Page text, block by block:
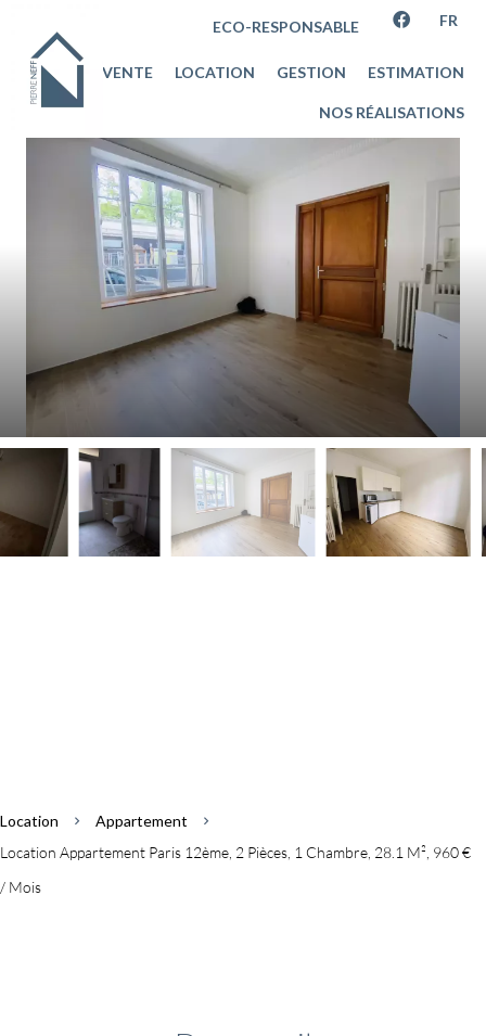
ECO-RESPONSABLE FR
VENTE LOCATION GESTION ESTIMATION
NOS RÉALISATIONS
Location
Appartement
Location Appartement Paris 12ème, 2 Pièces, 1 Chambre, 28.1 M², 960 €
/ Mois